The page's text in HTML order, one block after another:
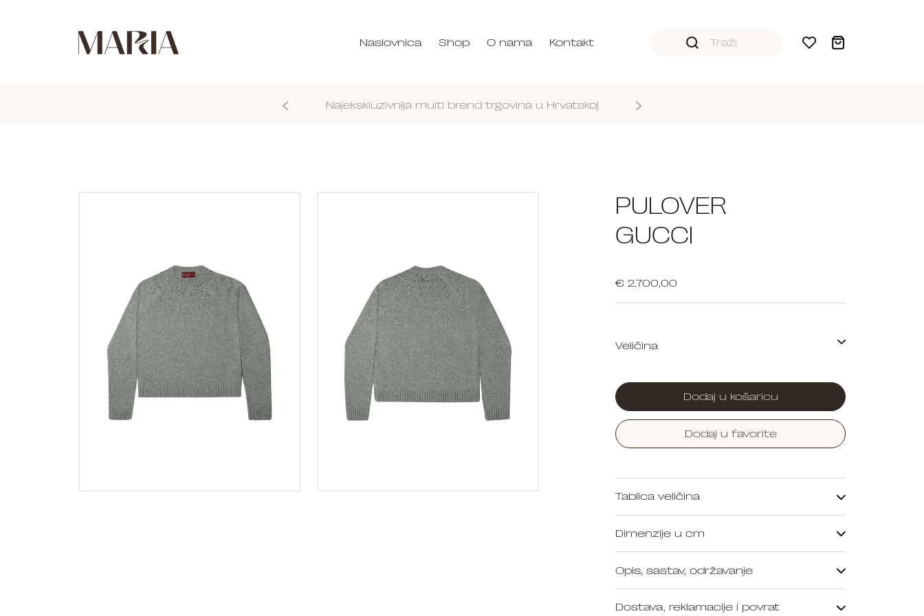
Naslovnica Shop O nama Kontakt
Najekskluzivnija multi brend trgovina u Hrvatskoj
PULOVER
GUCCI
€ 2.700,00
Dodaj u košaricu
Dodaj u favorite
Tablica veličina
Dimenzije u cm
Opis, sastav, održavanje
Dostava, reklamacije i povrat